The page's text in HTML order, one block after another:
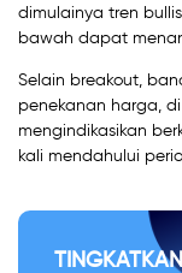
dimulainya tren
bawah dapat
Selain breakout,
penekanan harga,
mengindikasikan
kali mendahului